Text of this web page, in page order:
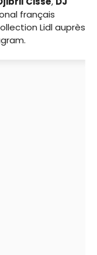
français
Lidl auprès